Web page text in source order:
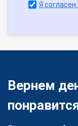
Я согласен
Вернем